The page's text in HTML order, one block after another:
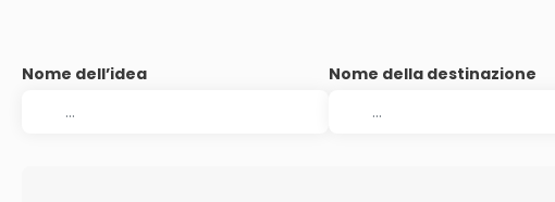
Nome dell’idea Nome della destinazione